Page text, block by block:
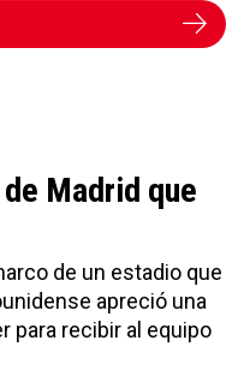
Madrid que
de un estadio que
apreció una
para recibir al equipo